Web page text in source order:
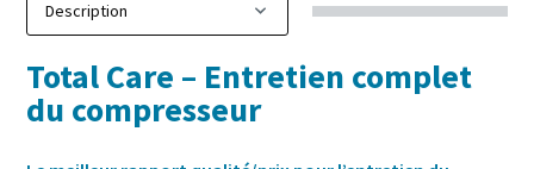
Total Care – Entretien complet
du compresseur